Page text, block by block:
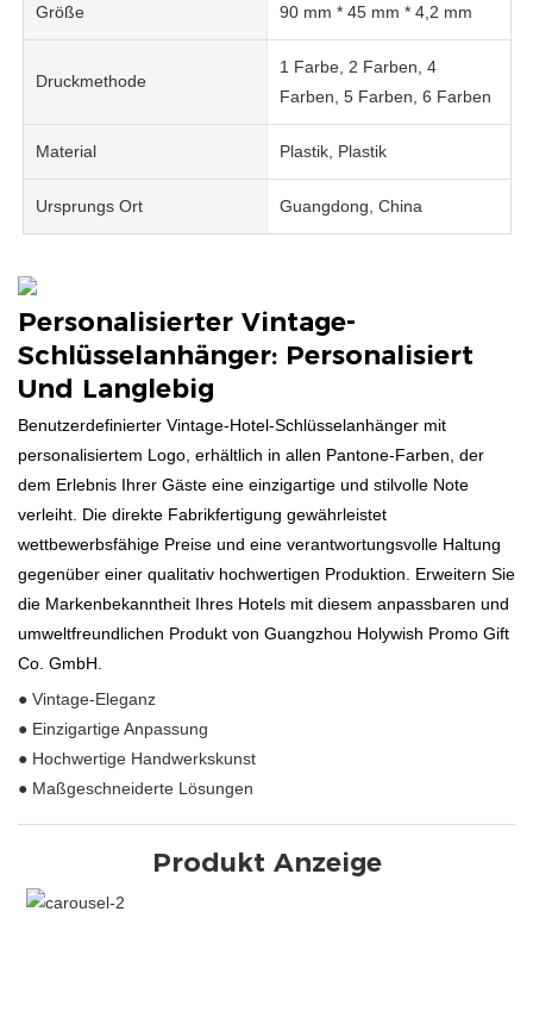
Größe 90 mm * 45 mm * 4,2 mm
Druckmethode
1 Farbe, 2 Farben, 4
Farben, 5 Farben, 6 Farben
Material Plastik, Plastik
Ursprungs Ort Guangdong, China
Personalisierter Vintage-
Schlüsselanhänger: Personalisiert
Und Langlebig
Benutzerdefinierter Vintage-Hotel-Schlüsselanhänger mit
personalisiertem Logo, erhältlich in allen Pantone-Farben, der
dem Erlebnis Ihrer Gäste eine einzigartige und stilvolle Note
verleiht. Die direkte Fabrikfertigung gewährleistet
wettbewerbsfähige Preise und eine verantwortungsvolle Haltung
gegenüber einer qualitativ hochwertigen Produktion. Erweitern Sie
die Markenbekanntheit Ihres Hotels mit diesem anpassbaren und
umweltfreundlichen Produkt von Guangzhou Holywish Promo Gift
Co. GmbH.
● Vintage-Eleganz
● Einzigartige Anpassung
● Hochwertige Handwerkskunst
● Maßgeschneiderte Lösungen
Produkt Anzeige